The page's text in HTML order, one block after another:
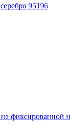
95196
фиксированной